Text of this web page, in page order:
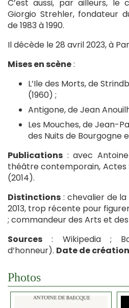
C’est aussi, par ailleurs, le
Giorgio Strehler, fondateur
de 1983 à 1990.
Il décède le 28 avril 2023, à
Mises en scène:
L’Ile des Morts, de
(1960) ;
Antigone, de Jean
Les Mouches, de Jean-
des Nuits de Bourgogne
Publications : avec
théâtre contemporain, Actes
(2014).
Distinctions : chevalier de la
2013, trop récente pour
; commandeur des Arts et
Sources : Wikipedia ;
d’honneur). Date de création
Photos